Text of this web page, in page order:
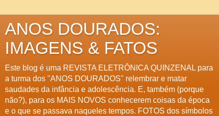
ANOS DOURADOS:
IMAGENS & FATOS
Este blog é uma REVISTA ELETRÔNICA QUINZENAL para
a turma dos "ANOS DOURADOS" relembrar e matar
saudades da infância e adolescência. E, também (porque
não?), para os MAIS NOVOS conhecerem coisas da época
e o que se passava naqueles tempos. FOTOS dos símbolos